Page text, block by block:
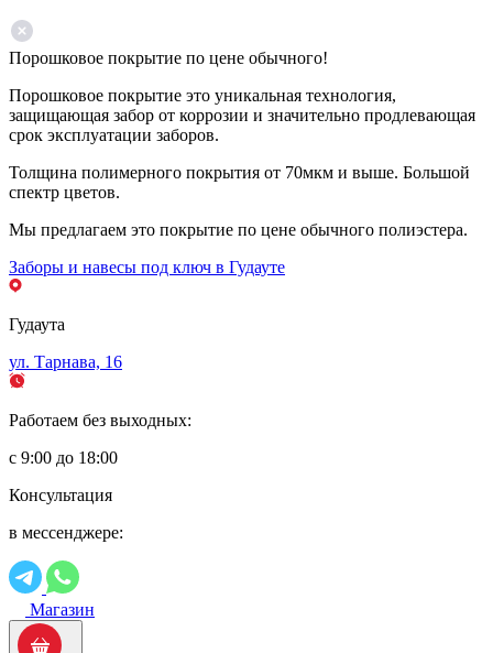
Порошковое покрытие по цене обычного!
Порошковое покрытие это уникальная технология,
защищающая забор от коррозии и значительно продлевающая
срок эксплуатации заборов.
Толщина полимерного покрытия от 70мкм и выше. Большой
спектр цветов.
Мы предлагаем это покрытие по цене обычного полиэстера.
Заборы и навесы под ключ в Гудауте
Гудаута
ул. Тарнава, 16
Работаем без выходных:
с 9:00 до 18:00
Консультация
в мессенджере:
Магазин